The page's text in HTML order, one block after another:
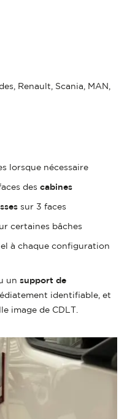
Renault, Scania, MAN,
lorsque nécessaire
des cabines
sur 3 faces
certaines bâches
à chaque configuration
un support de
identifiable, et
image de CDLT.